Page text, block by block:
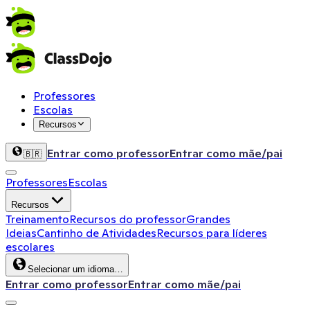
Professores
Escolas
Recursos
🇧🇷 Entrar como professorEntrar como mãe/pai
ProfessoresEscolas
Recursos
TreinamentoRecursos do professorGrandes
IdeiasCantinho de AtividadesRecursos para líderes
escolares
Selecionar um idioma…
Entrar como professorEntrar como mãe/pai